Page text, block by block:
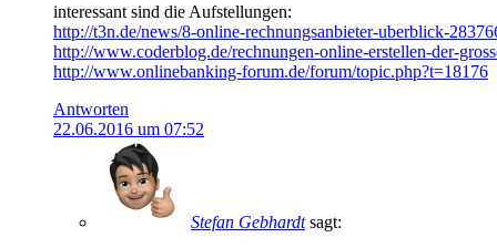
interessant sind die Aufstellungen:
http://t3n.de/news/8-online-rechnungsanbieter-uberblick-
http://www.coderblog.de/rechnungen-online-erstellen-der-
http://www.onlinebanking-forum.de/forum/topic.php?t=18176
Antworten
22.06.2016 um 07:52
Stefan Gebhardt sagt: